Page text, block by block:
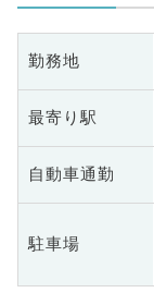
勤務地
最寄り駅
自動車通勤
駐車場